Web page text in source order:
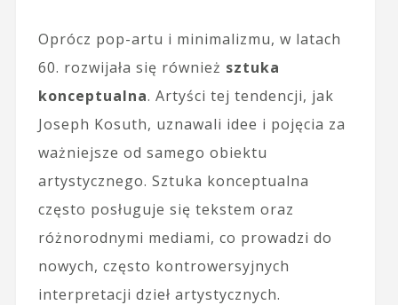
Oprócz pop-artu i minimalizmu, w latach
60. rozwijała się również sztuka
konceptualna. Artyści tej tendencji, jak
Joseph Kosuth, uznawali idee i pojęcia za
ważniejsze od samego obiektu
artystycznego. Sztuka konceptualna
często posługuje się tekstem oraz
różnorodnymi mediami, co prowadzi do
nowych, często kontrowersyjnych
interpretacji dzieł artystycznych.